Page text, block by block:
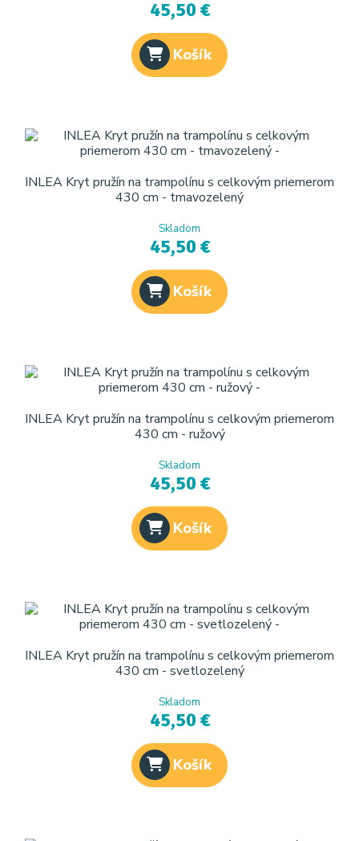
45,50 €
Košík
INLEA Kryt pružín na trampolínu s celkovým priemerom
430 cm - tmavozelený
Skladom
45,50 €
Košík
INLEA Kryt pružín na trampolínu s celkovým priemerom
430 cm - ružový
Skladom
45,50 €
Košík
INLEA Kryt pružín na trampolínu s celkovým priemerom
430 cm - svetlozelený
Skladom
45,50 €
Košík